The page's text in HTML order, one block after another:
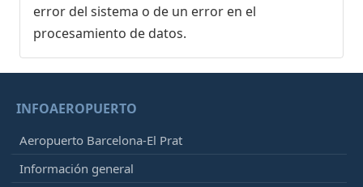
error del sistema o de un error en el
procesamiento de datos.
INFOAEROPUERTO
Aeropuerto Barcelona-El Prat
Información general